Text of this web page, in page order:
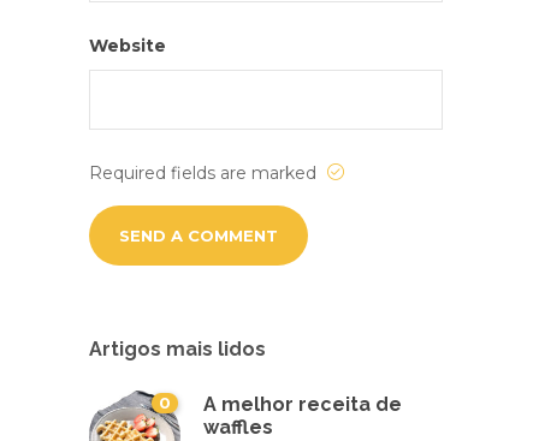
Website
Required fields are marked
Artigos mais lidos
0
A melhor receita de
waffles